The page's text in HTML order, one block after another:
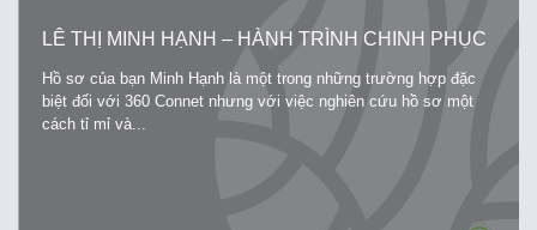
LÊ THỊ MINH HẠNH – HÀNH TRÌNH CHINH PHỤC
TẤM VẾ THÔNG HÀNH ĐẾN XỨ SỞ LÁ PHONG
Hồ sơ của bạn Minh Hạnh là một trong những trường hợp đặc
biệt đối với 360 Connet nhưng với việc nghiên cứu hồ sơ một
cách tỉ mỉ và...